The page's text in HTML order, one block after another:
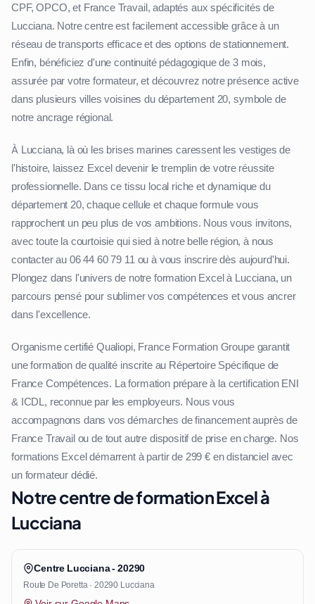
CPF, OPCO, et France Travail, adaptés aux spécificités de
Lucciana. Notre centre est facilement accessible grâce à un
réseau de transports efficace et des options de stationnement.
Enfin, bénéficiez d'une continuité pédagogique de 3 mois,
assurée par votre formateur, et découvrez notre présence active
dans plusieurs villes voisines du département 20, symbole de
notre ancrage régional.
À Lucciana, là où les brises marines caressent les vestiges de
l'histoire, laissez Excel devenir le tremplin de votre réussite
professionnelle. Dans ce tissu local riche et dynamique du
département 20, chaque cellule et chaque formule vous
rapprochent un peu plus de vos ambitions. Nous vous invitons,
avec toute la courtoisie qui sied à notre belle région, à nous
contacter au 06 44 60 79 11 ou à vous inscrire dès aujourd'hui.
Plongez dans l'univers de notre formation Excel à Lucciana, un
parcours pensé pour sublimer vos compétences et vous ancrer
dans l'excellence.
Organisme certifié Qualiopi, France Formation Groupe garantit
une formation de qualité inscrite au Répertoire Spécifique de
France Compétences. La formation prépare à la certification ENI
& ICDL, reconnue par les employeurs. Nous vous
accompagnons dans vos démarches de financement auprès de
France Travail ou de tout autre dispositif de prise en charge. Nos
formations Excel démarrent à partir de 299 € en distanciel avec
un formateur dédié.
Notre centre de formation Excel à
Lucciana
Centre Lucciana - 20290
Route De Poretta · 20290 Lucciana